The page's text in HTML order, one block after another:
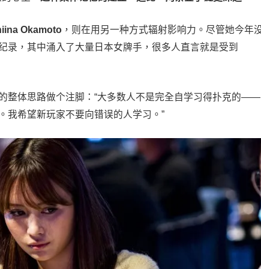
Okamoto ，则在用另一种方式辐射影响力。尽管她今年
录，其中涌入了大量日本女牌手，很多人直言就是受到
整体思路做个注脚：“大多数人不是完全自学习得扑克的——
我希望新玩家不要向错误的人学习。”